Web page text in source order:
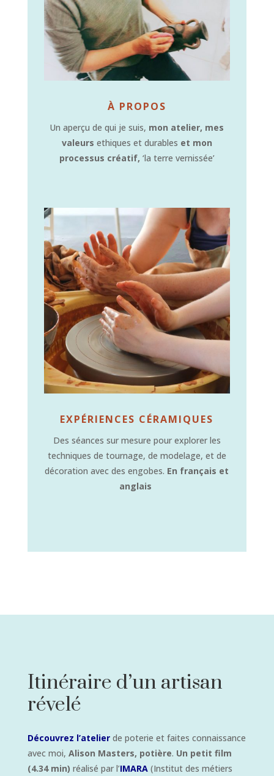
À PROPOS
Un aperçu de qui je suis, mon atelier, mes
valeurs ethiques et durables et mon
processus créatif, ‘la terre vernissée’
EXPÉRIENCES CÉRAMIQUES
Des séances sur mesure pour explorer les
techniques de tournage, de modelage, et de
décoration avec des engobes. En français et
anglais
Itinéraire d’un artisan
révelé
Découvrez l’atelier de poterie et faites connaissance
avec moi, Alison Masters, potière. Un petit film
(4.34 min) réalisé par l’IMARA (Institut des métiers